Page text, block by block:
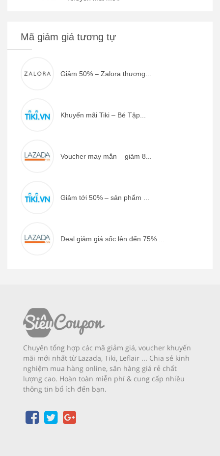
Mã giảm giá tương tự
Giảm 50% – Zalora thương...
Khuyến mãi Tiki – Bé Tập...
Voucher may mắn – giảm 8...
Giảm tới 50% – sản phẩm ...
Deal giảm giá sốc lên đến 75% ...
Chuyên tổng hợp các mã giảm giá, voucher khuyến
mãi mới nhất từ Lazada, Tiki, Leflair ... Chia sẻ kinh
nghiệm mua hàng online, săn hàng giá rẻ chất
lượng cao. Hoàn toàn miễn phí & cung cấp nhiều
thông tin bổ ích đến bạn.